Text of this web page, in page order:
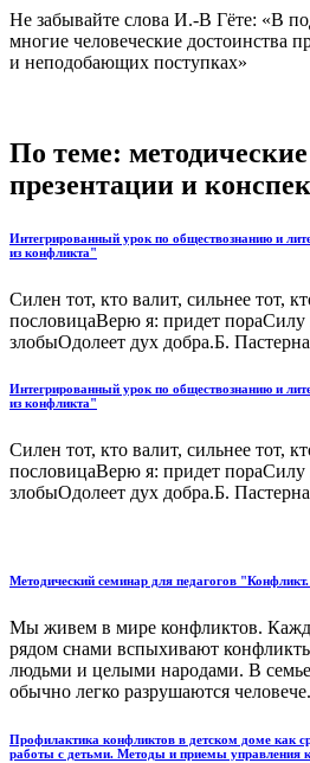
Не забывайте слова И.-В Гёте: «В
многие человеческие достоинства
и неподобающих поступках»
По теме:
презентации и
Интегрированный урок по обществознанию и
из конфликта"
Силен тот, кто валит, сильнее тот,
пословицаВерю я: придет пораСилу
злобыОдолеет дух добра.Б.
Интегрированный урок по обществознанию и
из конфликта"
Силен тот, кто валит, сильнее тот,
пословицаВерю я: придет пораСилу
злобыОдолеет дух добра.Б.
Методический семинар для педагогов
Мы живем в мире конфликтов.
рядом снами вспыхивают
людьми и целыми народами. В
обычно легко разрушаются
Профилактика конфликтов в детском доме как
работы с детьми. Методы и приемы управления